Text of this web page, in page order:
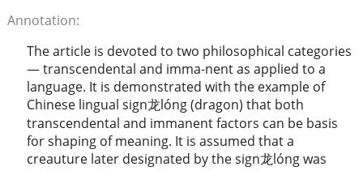
Annotation:
The article is devoted to two philosophical categories
— transcendental and imma-nent as applied to a
language. It is demonstrated with the example of
Chinese lingual sign龙lóng (dragon) that both
transcendental and immanent factors can be basis
for shaping of meaning. It is assumed that a
creauture later designated by the sign龙lóng was